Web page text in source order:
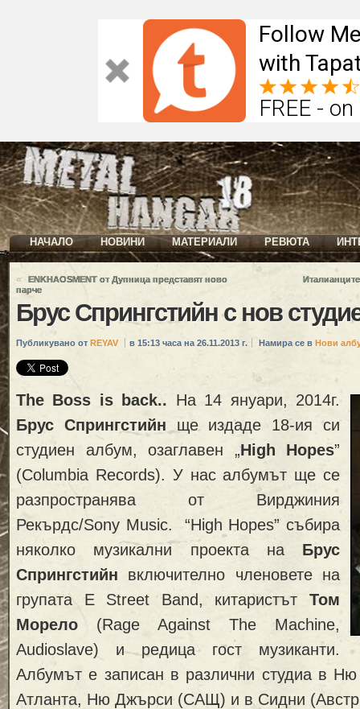
Follow
with
FREE -
НАЧАЛО НОВИНИ МАТЕРИАЛИ РЕВЮТА
«
ENKHAOSMENT от Дупница представят ново
парче
Брус Спрингстийн с нов
Публикувано от REYAV в 15:13 часа на 26.11.2013 г. Намира се в Нови
The Boss is back.. На 14 януари, 2014г.
Брус Спрингстийн ще издаде 18-ия си
студиен албум, озаглавен „High Hopes”
(Columbia Records). У нас албумът ще се
разпространява от Вирджиния
Рекърдс/Sony Music. “High Hopes” събира
няколко музикални проекта на Брус
Спрингстийн включително членовете на
групата E Street Band, китаристът Том
Морело (Rage Against The Machine,
Audioslave) и редица гост музиканти.
Албумът е записан в различни студиа в
Атланта, Ню Джърси (САЩ) и в Сидни